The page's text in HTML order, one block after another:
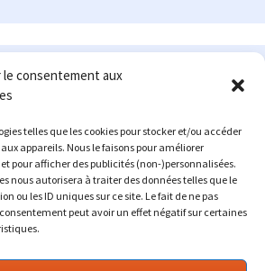
le consentement aux
telles que les cookies pour stocker et/ou accéder
appareils. Nous le faisons pour améliorer
pour afficher des publicités (non-)personnalisées.
nous autorisera à traiter des données telles que le
ou les ID uniques sur ce site. Le fait de ne pas
peut avoir un effet négatif sur certaines
mots
d'automobile ancienne depuis de
j'ai commencé à partager ma passion sur
au travers d'un blog qui a connu un relatif
de prendre mon autonomie et me lancer
Ancienne.